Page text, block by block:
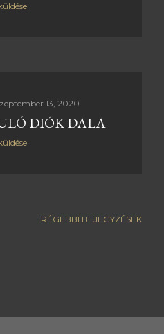
13, 2020
DIÓK DALA
RÉGEBBI BEJEGYZÉSEK